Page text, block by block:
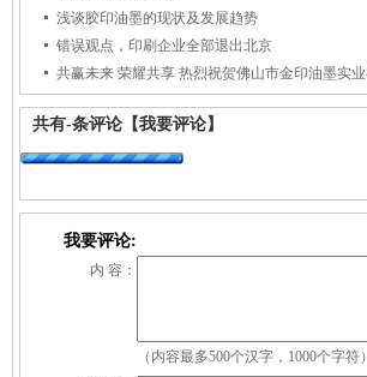
浅谈胶印油墨的现状及发展趋势
错误观点，印刷企业全部退出北京
共有-条评论 【我要评论】
我要评论:
内 容：
（内容最多500个汉字，1000个字符）